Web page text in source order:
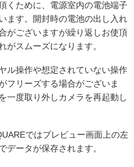
くために、電源室内の電池端子
ます。開封時の電池の出し入れ
がございますが繰り返しお使頂
がスムーズになります。
ル操作や想定されていない操作
フリーズする場合がございま
一度取り外しカメラを再起動し
ではプレビュー画面上の左
データが保存されます。